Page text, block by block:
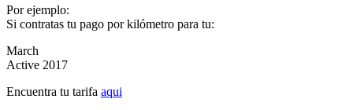
Por ejemplo:
Si contratas tu pago por kilómetro para tu:
March
Active 2017
Encuentra tu tarifa aqui